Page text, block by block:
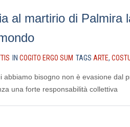
al martirio di Palmira
IN COGITO ERGO SUM TAGS ARTE,
abbiamo bisogno non è evasione dal
una forte responsabilità collettiva